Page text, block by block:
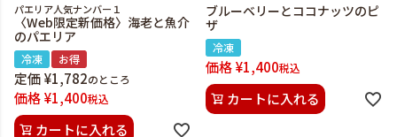
パエリア人気ナンバー１
〈Web限定新価格〉海老と魚介
のパエリア
冷凍 お得
定価¥1,782のところ
価格¥1,400税込
カートに入れる
ブルーベリーとココナッツのピ
ザ
冷凍
価格¥1,400税込
カートに入れる